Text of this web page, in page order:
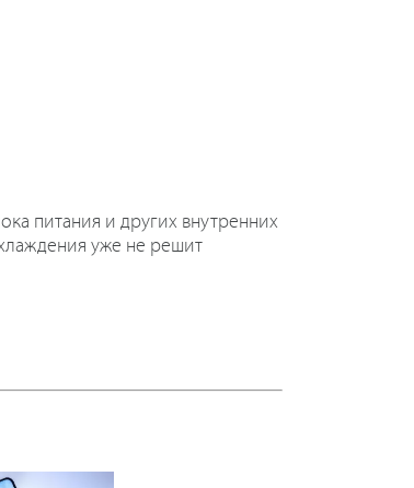
питания и других внутренних
уже не решит